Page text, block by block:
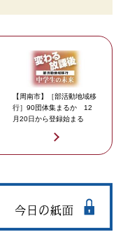
【周南市】［部活動地域移
行］90団体集まるか 12
月20日から登録始まる